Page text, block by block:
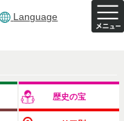
Language
歴史の宝